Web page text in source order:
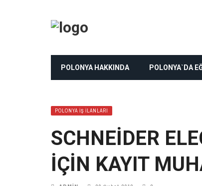
POLONYA HAKKINDA POLONYA`DA
POLONYA İŞ İLANLARI
SCHNEIDER
IÇIN KAYIT